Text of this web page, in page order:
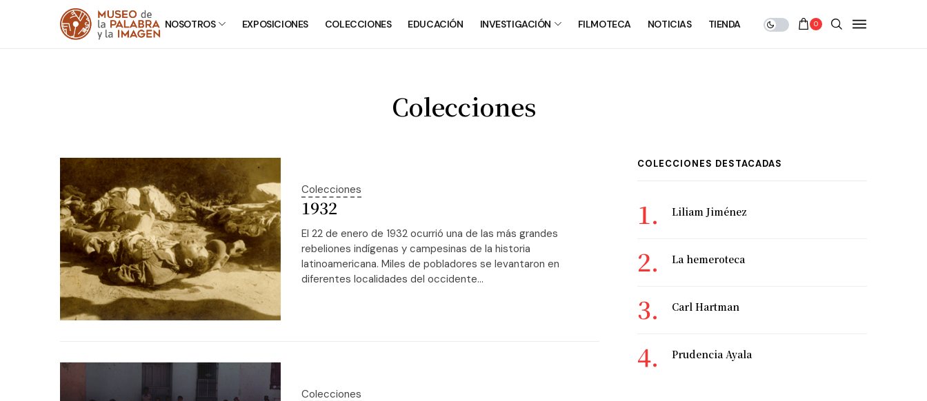
NOSOTROS EXPOSICIONES COLECCIONES EDUCACIÓN INVESTIGACIÓN FILMOTECA NOTICIAS TIENDA 0
Colecciones
Colecciones
1932
El 22 de enero de 1932 ocurrió una de las más grandes
rebeliones indígenas y campesinas de la historia
latinoamericana. Miles de pobladores se levantaron en
diferentes localidades del occidente...
Colecciones
COLECCIONES DESTACADAS
Liliam Jiménez
La hemeroteca
Carl Hartman
Prudencia Ayala